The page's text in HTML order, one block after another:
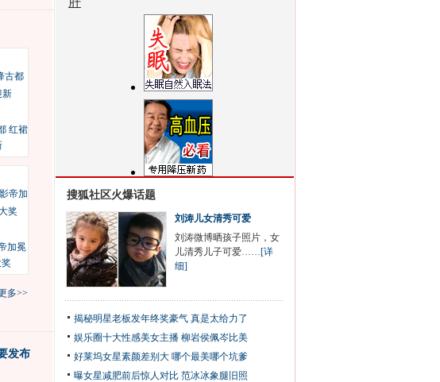
红裙
加冕
多>>
发布
搜狐社区火爆话题
刘涛儿女清秀可爱
刘涛微博晒孩子照片，女
儿清秀儿子可爱……[详
细]
揭秘明星老板发年终奖豪气 真是太给力了
娱乐圈十大性感美女主播 柳岩侯佩岑比美
好莱坞女星素颜差别大 哪个最美哪个坑爹
曝女星减肥前后惊人对比 范冰冰象腿旧照